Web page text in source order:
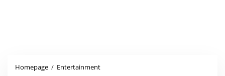
Homepage / Entertainment